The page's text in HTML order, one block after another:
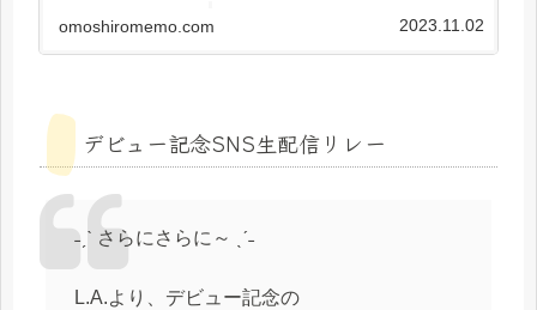
omoshiromemo.com 2023.11.02
デビュー記念SNS生配信リレー
˗ˏˋ さらにさらに～ ˎˊ˗
L.A.より、デビュー記念の